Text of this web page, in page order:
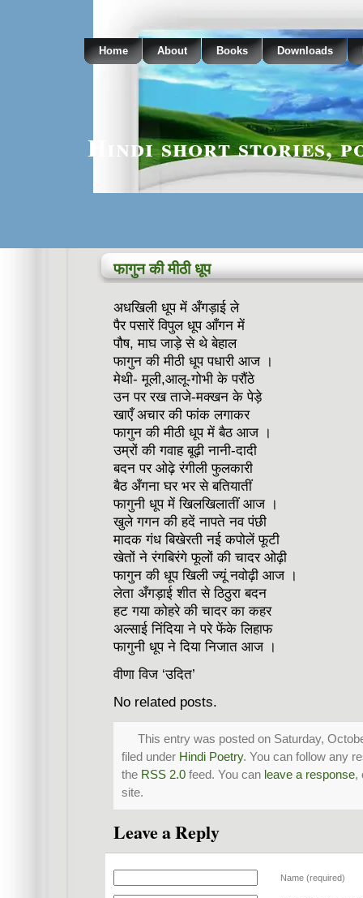
Home About Books Downloads
Hindi short stories,
फागुन की मीठी धूप
अधखिली धूप में अँगड़ाई ले
पैर पसारें विपुल धूप आँगन में
पौष, माघ जाड़े से थे बेहाल
फागुन की मीठी धूप पधारी आज ।
मेथी- मूली,आलू-गोभी के परौंठे
उन पर रख ताजे-मक्खन के पेड़े
खाएँ अचार की फांक लगाकर
फागुन की मीठी धूप में बैठ आज ।
उम्रों की गवाह बूढ़ी नानी-दादी
बदन पर ओढ़े रंगीली फुलकारी
बैठ अँगना घर भर से बतियातीं
फागुनी धूप में खिलखिलातीं आज ।
खुले गगन की हदें नापते नव पंछी
मादक गंध बिखेरती नई कपोलें फूटी
खेतों ने रंगबिरंगे फूलों की चादर ओढ़ी
फागुन की धूप खिली ज्यूं नवोढ़ी आज ।
लेता अँगड़ाई शीत से ठिठुरा बदन
हट गया कोहरे की चादर का कहर
अल्साई निंदिया ने परे फेंके लिहाफ
फागुनी धूप ने दिया निजात आज ।
वीणा विज ‘उदित’
No related posts.
This entry was posted on Saturday,
filed under Hindi Poetry. You can follow any
the RSS 2.0 feed. You can leave a response,
site.
Leave a Reply
Name (required)